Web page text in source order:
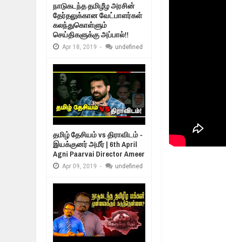
MORE INTERNATIONAL NGOS
Feb
Feb
நாடுகடந்த தமிழீழ அரசாங்கத்தின்
Feb
நாடுகடந்த தமிழீழ அரசின்
தேர்தலுக்கான வேட்பாளர்கள்
கலந்துகொள்ளும்
செய்திகளுக்கு அப்பால்!!
Apr 18, 2019 - undefined
தமிழ் தேசியம் vs திராவிடம் -
இயக்குனர் அமீர் | 6th April
Agni Paarvai Director Ameer
Apr 09, 2019 - undefined